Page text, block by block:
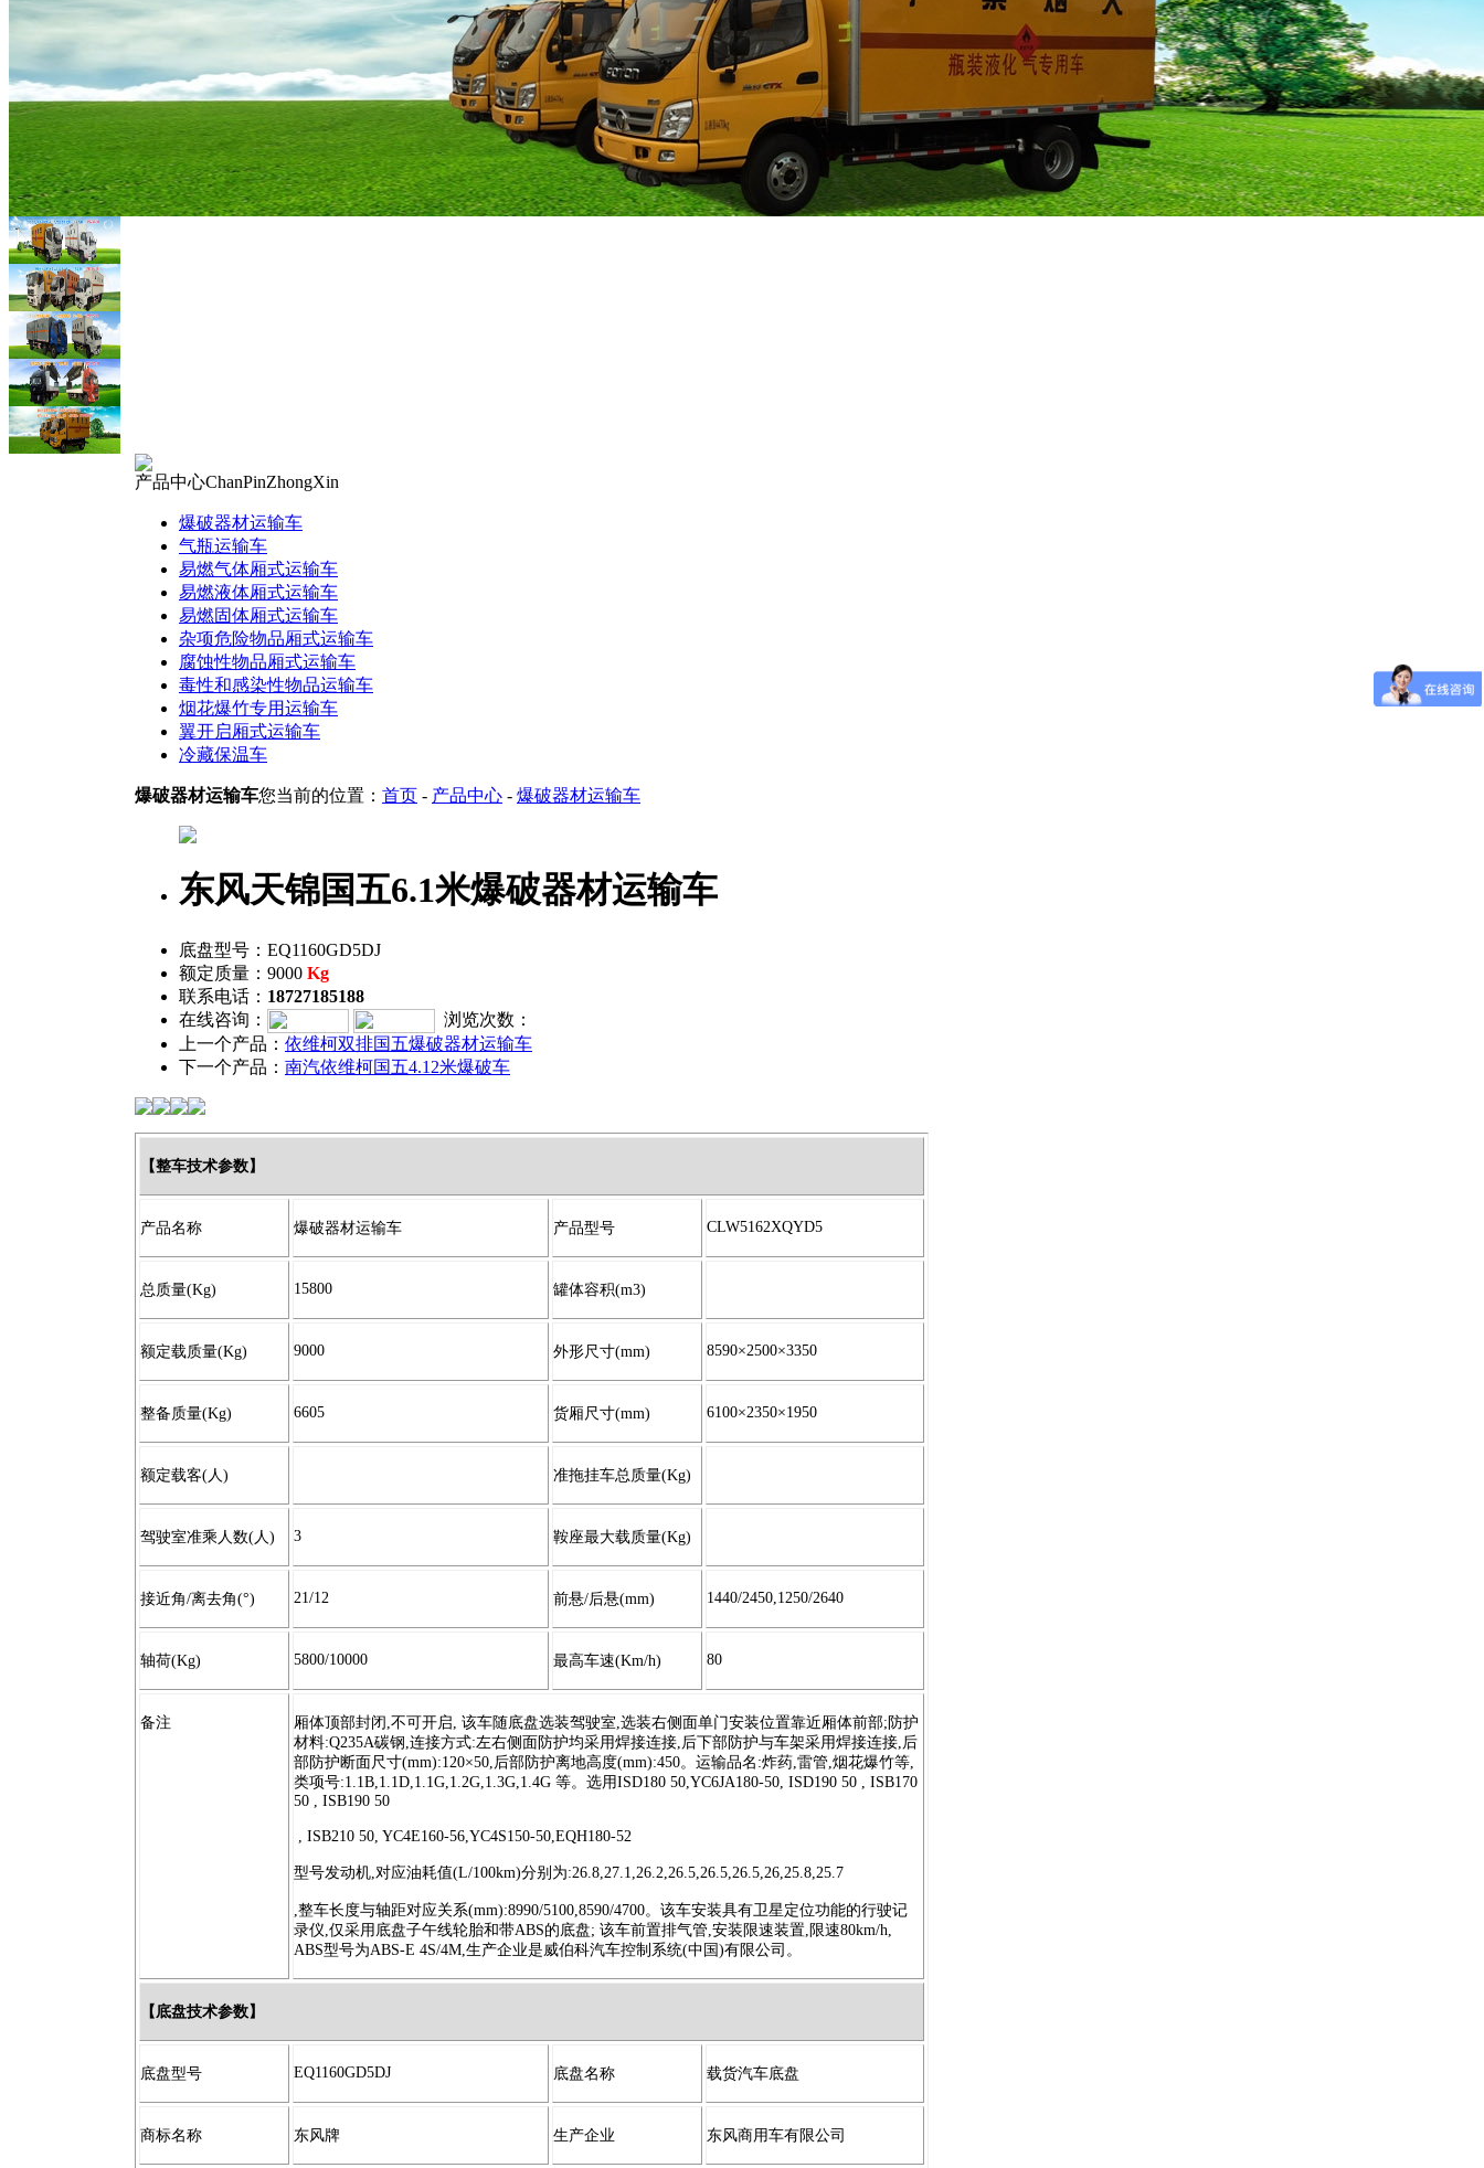
产品中心ChanPinZhongXin
爆破器材运输车
气瓶运输车
易燃气体厢式运输车
易燃液体厢式运输车
易燃固体厢式运输车
杂项危险物品厢式运输车
腐蚀性物品厢式运输车
毒性和感染性物品运输车
烟花爆竹专用运输车
翼开启厢式运输车
冷藏保温车
爆破器材运输车您当前的位置： 首页 - 产品中心 - 爆破器材运输车
东风天锦国五6.1米爆破器材运输车
底盘型号：EQ1160GD5DJ
额定质量：9000 Kg
联系电话： 18727185188
在线咨询：
浏览次数：
上一个产品： 依维柯双排国五爆破器材运输车
下一个产品： 南汽依维柯国五4.12米爆破车
【整车技术参数】
产品名称 爆破器材运输车 产品型号 CLW5162XQYD5
总质量(Kg) 15800 罐体容积(m3)
额定载质量(Kg) 9000 外形尺寸(mm) 8590×2500×3350
整备质量(Kg) 6605 货厢尺寸(mm) 6100×2350×1950
额定载客( 人) 准拖挂车总质量(Kg)
驾驶室准乘人数( 人) 3 鞍座最大载质量(Kg)
接近角/离去角(°) 21/12 前悬/后悬(mm) 1440/2450,1250/2640
轴荷(Kg) 5800/10000 最高车速(Km/h) 80
备注 厢体顶部封闭 ,不可开启 ,该车随底盘选装驾驶室 ,选装右侧面单门安装位置靠近厢体前部;防护
材料:Q235A碳钢 ,连接方式:左右侧面防护均采用焊接连接 后下部防护与车架采用焊接连接 后
部防护断面尺寸(mm):120×50, 后部防护离地高度(mm):450。运输品名 :炸药 ,雷管 ,烟花爆竹等
类项号:1.1B,1.1D,1.1G,1.2G,1.3G,1.4G等。选用ISD180 50,YC6JA180-50, ISD190 50 , ISB170
50 , ISB190 50
, ISB210 50, YC4E160-56,YC4S150-50,EQH180-52
型号发动机 对应油耗值(L/100km)分别为:26.8,27.1,26.2,26.5,26.5,26.5,26,25.8,25.7
,整车长度与轴距对应关系(mm):8990/5100,8590/4700。该车安装具有卫星定位功能的行驶记
录仪 ,仅采用底盘子午线轮胎和带ABS的底盘;该车前置排气管 ,安装限速装置 限速80km/h,
ABS型号为ABS-E 4S/4M,生产企业是威伯科汽车控制系统(中国)有限公司。
【底盘技术参数】
底盘型号 EQ1160GD5DJ 底盘名称 载货汽车底盘
商标名称 东风牌 生产企业 东风商用车有限公司